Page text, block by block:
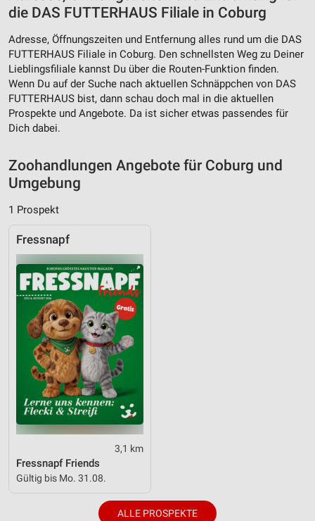
die DAS FUTTERHAUS Filiale in Coburg
Adresse, Öffnungszeiten und Entfernung alles rund um die DAS
FUTTERHAUS Filiale in Coburg. Den schnellsten Weg zu Deiner
Lieblingsfiliale kannst Du über die Routen-Funktion finden.
Wenn Du auf der Suche nach aktuellen Schnäppchen von DAS
FUTTERHAUS bist, dann schau doch mal in die aktuellen
Prospekte und Angebote. Da ist sicher etwas passendes für
Dich dabei.
Zoohandlungen Angebote für Coburg und
Umgebung
1 Prospekt
Fressnapf
3,1 km
Fressnapf Friends
Gültig bis Mo. 31.08.
ALLE PROSPEKTE
Inhalten
IAB-Besonderheiten:
Verwendung genauer Standortdaten
Geräte anhand von aktiv angeforderten
Informationen identifizieren
Notwendig